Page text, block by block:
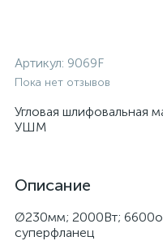
Артикул: 9069F
Пока нет отзывов
Угловая шлифовальная
УШМ
Описание
Ø230мм; 2000Вт;
суперфланец